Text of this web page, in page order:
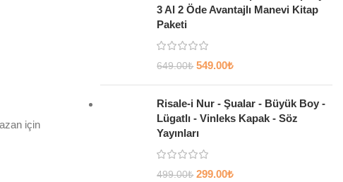
için
3 Al 2 Öde Avantajlı Manevi Kitap
Paketi
649.00₺ 549.00₺
Risale-i Nur - Şualar - Büyük Boy -
Lügatlı - Vinleks Kapak - Söz
Yayınları
499.00₺ 299.00₺